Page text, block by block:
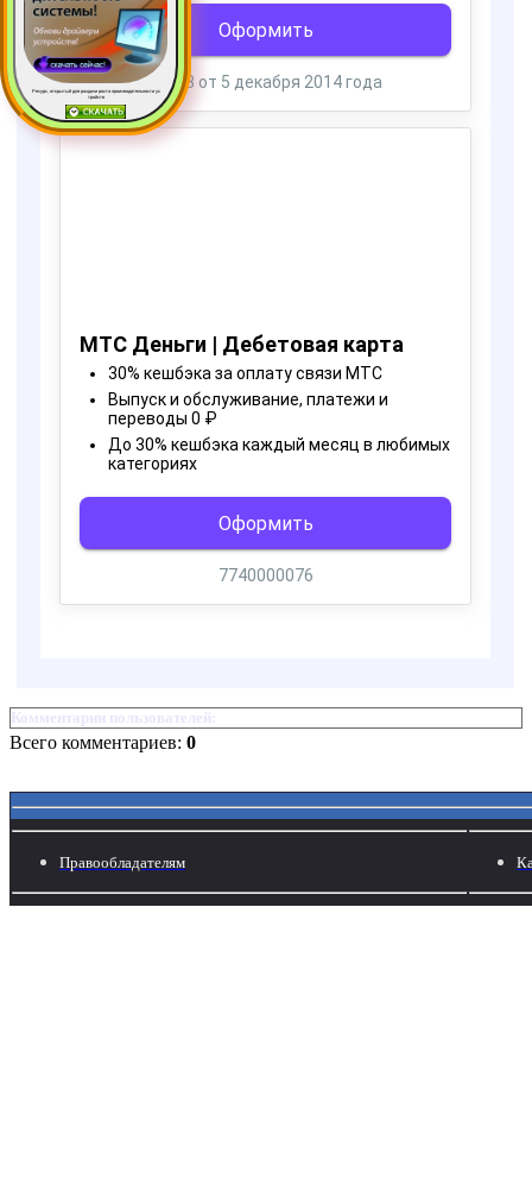
Ресурс, открытый для раздачи роста производительности ус
тройств
Комментарии пользователей:
Всего комментариев: 0
Правообладателям